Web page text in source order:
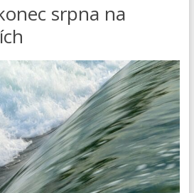
srpna na